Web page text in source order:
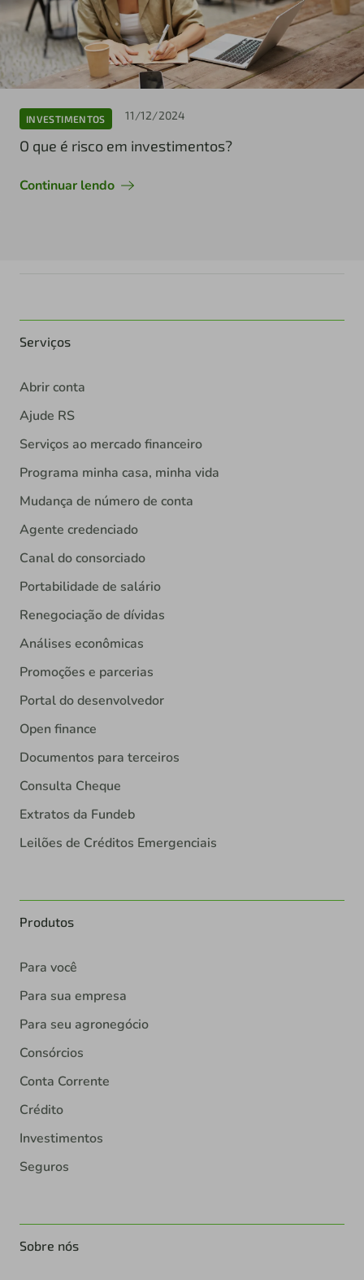
INVESTIMENTOS 11/12/2024
O que é risco em investimentos?
Continuar lendo
Serviços
Abrir conta
Ajude RS
Serviços ao mercado financeiro
Programa minha casa, minha vida
Mudança de número de conta
Agente credenciado
Canal do consorciado
Portabilidade de salário
Renegociação de dívidas
Análises econômicas
Promoções e parcerias
Portal do desenvolvedor
Open finance
Documentos para terceiros
Consulta Cheque
Extratos da Fundeb
Leilões de Créditos Emergenciais
Produtos
Para você
Para sua empresa
Para seu agronegócio
Consórcios
Conta Corrente
Crédito
Investimentos
Seguros
Sobre nós